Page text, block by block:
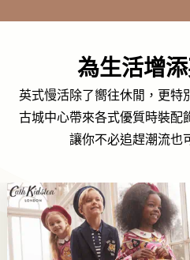
為生活增
英式慢活除了嚮往休閒，更特
古城中心帶來各式優質時裝配
讓你不必追趕潮流也